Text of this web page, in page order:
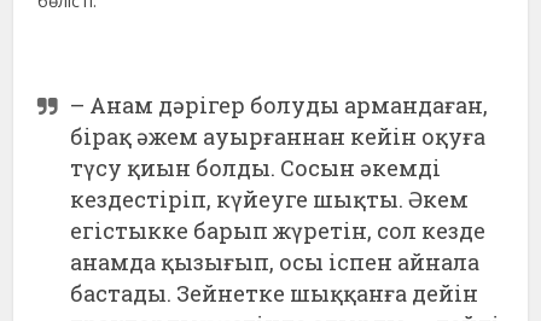
– Анам дәрігер болуды армандаған,
бірақ әжем ауырғаннан кейін оқуға
түсу қиын болды. Сосын әкемді
кездестіріп, күйеуге шықты. Әкем
егістыкке барып жүретін, сол кезде
анамда қызығып, осы іспен айнала
бастады. Зейнетке шыққанға дейін